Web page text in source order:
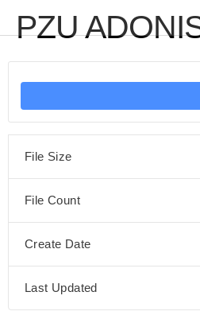
PZU
File Size
File Count
Create Date
Last Updated